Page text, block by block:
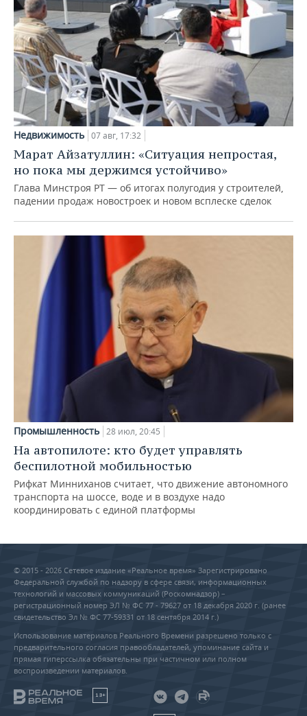
Недвижимость 07 авг, 17:32
Марат Айзатуллин: «Ситуация непростая,
но пока мы держимся устойчиво»
Глава Минстроя РТ — об итогах полугодия у строителей,
падении продаж новостроек и новом всплеске сделок
Промышленность 28 июл, 20:45
На автопилоте: кто будет управлять
беспилотной мобильностью
Рифкат Минниханов считает, что движение автономного
транспорта на шоссе, воде и в воздухе надо
координировать с единой платформы
© 2015 - 2026 Сетевое издание «Реальное время» Зарегистрировано
Федеральной службой по надзору в сфере связи, информационных
технологий и массовых коммуникаций (Роскомнадзор) –
регистрационный номер ЭЛ № ФС 77 - 79627 от 18 декабря 2020 г. (ранее
свидетельство Эл № ФС 77-59331 от 18 сентября 2014 г.)
Использование материалов Реального Времени разрешено только с
предварительного согласия правообладателей, упоминание сайта и
прямая гиперссылка обязательны при частичном или полном
воспроизведении материалов.
18+